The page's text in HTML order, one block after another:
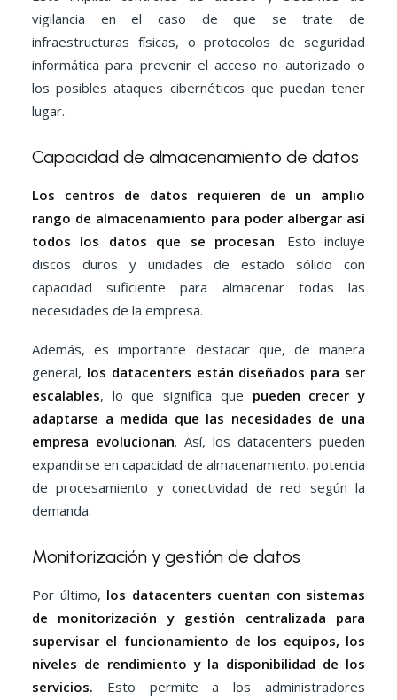
vigilancia en el caso de que se trate de
infraestructuras físicas, o protocolos de seguridad
informática para prevenir el acceso no autorizado o
los posibles ataques cibernéticos que puedan tener
lugar.
Capacidad de almacenamiento de datos
Los centros de datos requieren de un amplio
rango de almacenamiento para poder albergar así
todos los datos que se procesan. Esto incluye
discos duros y unidades de estado sólido con
capacidad suficiente para almacenar todas las
necesidades de la empresa.
Además, es importante destacar que, de manera
general, los datacenters están diseñados para ser
escalables, lo que significa que pueden crecer y
adaptarse a medida que las necesidades de una
empresa evolucionan. Así, los datacenters pueden
expandirse en capacidad de almacenamiento, potencia
de procesamiento y conectividad de red según la
demanda.
Monitorización y gestión de datos
Por último, los datacenters cuentan con sistemas
de monitorización y gestión centralizada para
supervisar el funcionamiento de los equipos, los
niveles de rendimiento y la disponibilidad de los
servicios. Esto permite a los administradores